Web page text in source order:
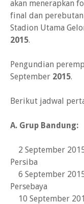
akan menerapkan
final dan
Stadion Utama
2015.
Pengundian
September 2015.
Berikut jadwal
A. Grup Bandung:
2 September
Persiba
6 September
Persebaya
10 September